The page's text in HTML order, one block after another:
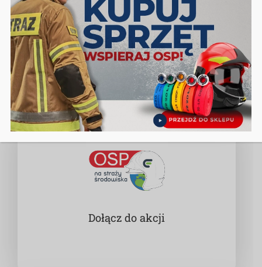
Nieodpłatna pomoc prawna
w zakresie związanym z funkcjonowaniem OSP
Dołącz do akcji